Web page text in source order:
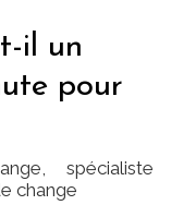
il un
pour
spécialiste
change